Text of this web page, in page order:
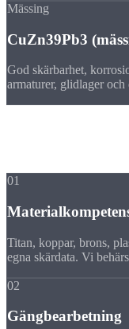
Mässing
CuZn39Pb3
God skärbarhet,
armaturer, glidlager och
01
Titan, koppar, brons,
egna skärdata. Vi
02
Gängbearbetning